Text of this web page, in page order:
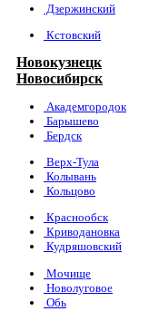
Дзержинский
Кстовский
Новокузнецк
Новосибирск
Академгородок
Барышево
Бердск
Верх-Тула
Колывань
Кольцово
Краснообск
Криводановка
Кудряшовский
Мочище
Новолуговое
Обь